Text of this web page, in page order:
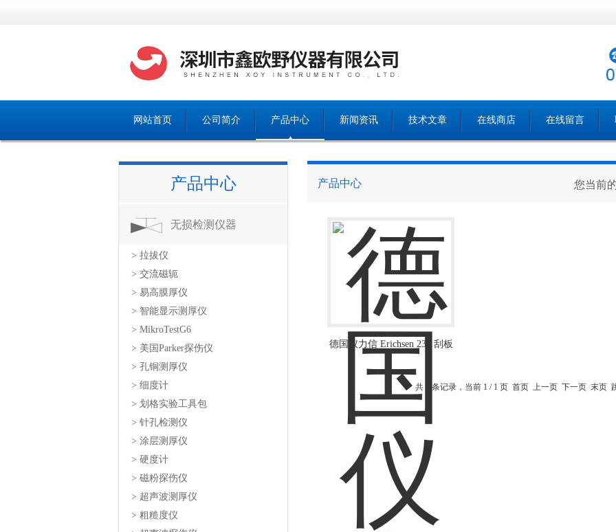
网站首页 公司简介 产品中心 新闻资讯 技术文章 在线商店 在线留言
产品中心
无损检测仪器
> 拉拔仪
> 交流磁轭
> 易高膜厚仪
> 智能显示测厚仪
> MikroTestG6
> 美国Parker探伤仪
> 孔铜测厚仪
> 细度计
> 划格实验工具包
> 针孔检测仪
> 涂层测厚仪
> 硬度计
> 磁粉探伤仪
> 超声波测厚仪
> 粗糙度仪
产品中心 您当前
德国仪力信 Erichsen 232 刮板
共 1 条记录，当前 1 / 1 页 首页 上一页 下一页 末页